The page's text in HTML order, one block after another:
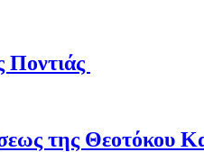
Ποντιάς
της Θεοτόκου